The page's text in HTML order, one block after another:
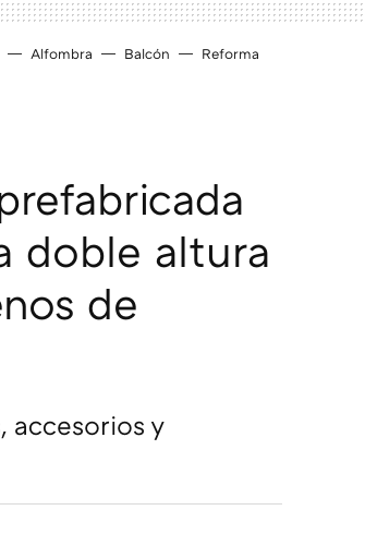
Alfombra Balcón Reforma
doble altura
de
accesorios y